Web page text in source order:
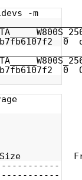
-m
0
0
Size